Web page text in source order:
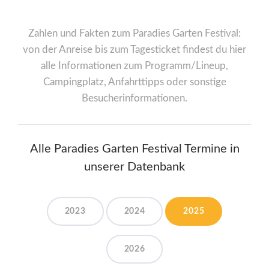
Zahlen und Fakten zum Paradies Garten Festival:
von der Anreise bis zum Tagesticket findest du hier
alle Informationen zum Programm/Lineup,
Campingplatz, Anfahrttipps oder sonstige
Besucherinformationen.
Alle Paradies Garten Festival Termine in
unserer Datenbank
2023 2024 2025
2026